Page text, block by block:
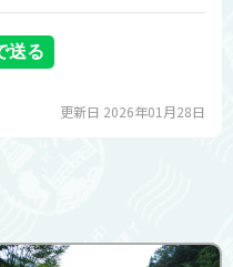
更新日 2026年01月28日